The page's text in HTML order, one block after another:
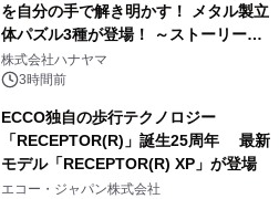
を自分の手で解き明かす！ メタル製立
体パズル3種が登場！ ～ストーリーと
ギミックが融合した 大人の体験型パズ
ルが8月7日(金)12時より先行予約受付
株式会社ハナヤマ
3時間前
ECCO独自の歩行テクノロジー
「RECEPTOR(R)」誕生25周年 最新
モデル「RECEPTOR(R) XP」が登場
エコー・ジャパン株式会社